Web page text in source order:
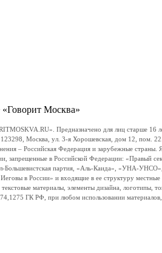
Москва»
Предназначено для лиц старше 16
Москва, ул. 3-я Хорошевская, дом 12, пом.
– Российская Федерация и зарубежные
запрещенные в Российской Федерации:
партия, «Аль-Каида», «УНА-
в России» и входящие в ее структуру местные
материалы, элементы дизайна, логотипы,
ГК РФ, при любом использовании